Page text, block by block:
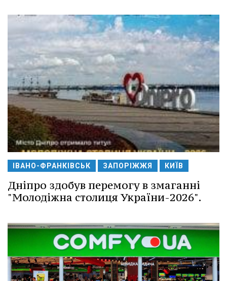
ІВАНО-ФРАНКІВСЬК ЗАПОРІЖЖЯ КИЇВ
Дніпро здобув перемогу в змаганні
"Молодіжна столиця України-2026".